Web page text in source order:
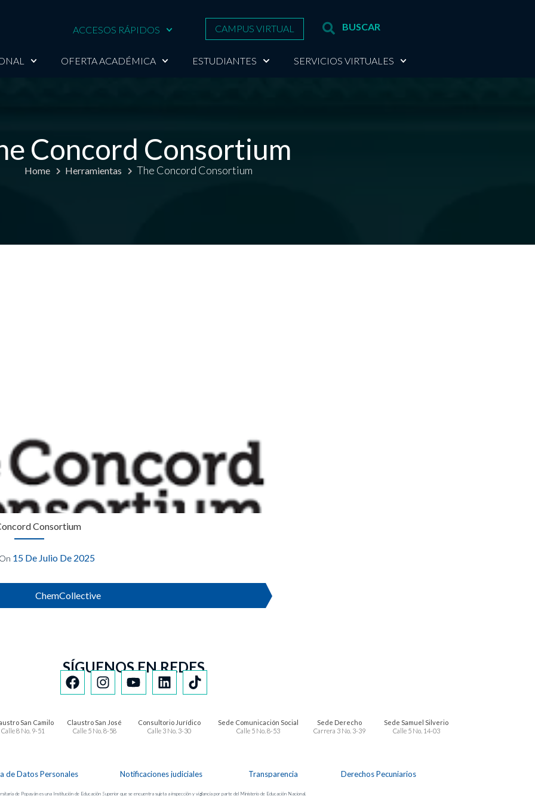
ACCESOS RÁPIDOS CAMPUS VIRTUAL
OFERTA ACADÉMICA ESTUDIANTES SERVICIOS VIRTUALES
Concord Consortium
Home Herramientas The Concord Consortium
Consortium
15 De Julio De 2025
ChemCollective
SÍGUENOS EN REDES
San Camilo
Calle 8 No. 9-51
Claustro San José
Calle 5 No. 8-58
Consultorio Jurídico
Calle 3 No. 3-30
Sede Comunicación Social
Calle 5 No. 8-53
Sede Derecho
Carrera 3 No. 3-39
Sede Samuel Silverio
Calle 5 No. 14-03
de Datos Personales Notificaciones judiciales Transparencia Derechos Pecuniarios
de Popayán es una Institución de Educación Superior que se encuentra sujeta a inspección y vigilancia por parte del Ministerio de Educación Nacional.